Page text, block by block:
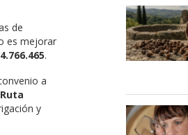
de
es mejorar
.
a
Ruta
y